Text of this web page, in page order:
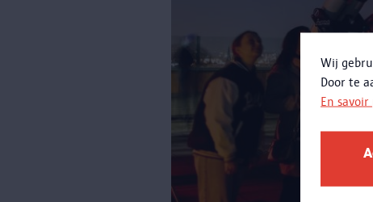
Wij
Door te
En savoir